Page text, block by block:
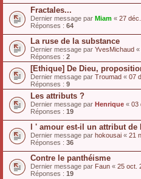
Fractales...
Dernier message par Miam « 27
Réponses : 64
La ruse de la substance
Dernier message par YvesMichaud «
Réponses : 2
[Ethique] De Dieu,
Dernier message par Troumad « 07
Réponses : 9
Les attributs ?
Dernier message par Henrique « 03
Réponses : 19
l ' amour est-il un attribut de
Dernier message par hokousai « 21
Réponses : 36
Contre le panthéisme
Dernier message par Faun « 25 oct.
Réponses : 19